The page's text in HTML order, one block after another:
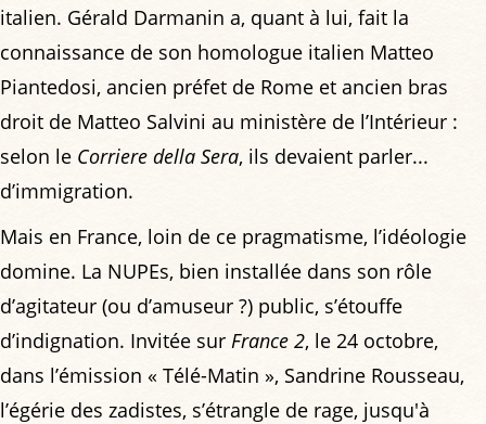
italien. Gérald Darmanin a, quant à lui, fait la
connaissance de son homologue italien Matteo
Piantedosi, ancien préfet de Rome et ancien bras
droit de Matteo Salvini au ministère de l’Intérieur :
selon le Corriere della Sera, ils devaient parler...
d’immigration.
Mais en France, loin de ce pragmatisme, l’idéologie
domine. La NUPEs, bien installée dans son rôle
d’agitateur (ou d’amuseur ?) public, s’étouffe
d’indignation. Invitée sur France 2, le 24 octobre,
dans l’émission « Télé-Matin », Sandrine Rousseau,
l’égérie des zadistes, s’étrangle de rage, jusqu'à